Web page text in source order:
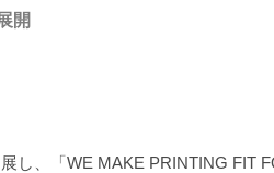
開
し、「WE MAKE PRINTING FIT